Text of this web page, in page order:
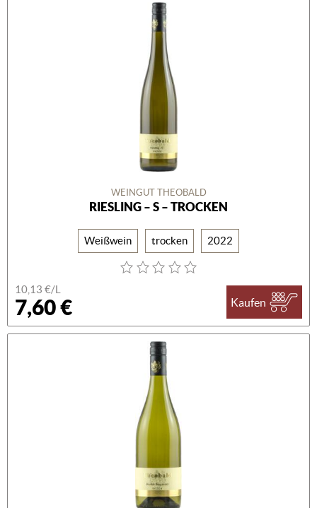
WEINGUT THEOBALD
RIESLING – S – TROCKEN
Weißwein trocken 2022
10,13 €/L
7,60 € Kaufen